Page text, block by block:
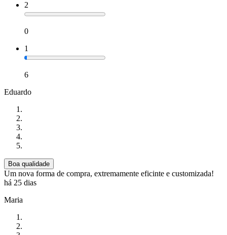
2
0
1
6
Eduardo
Boa qualidade
Um nova forma de compra, extremamente eficinte e customizada!
há 25 dias
Maria